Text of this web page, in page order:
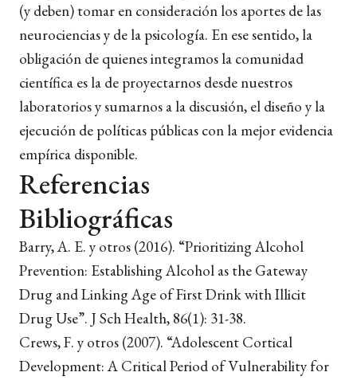
(y deben) tomar en consideración los aportes de las
neurociencias y de la psicología. En ese sentido, la
obligación de quienes integramos la comunidad
científica es la de proyectarnos desde nuestros
laboratorios y sumarnos a la discusión, el diseño y la
ejecución de políticas públicas con la mejor evidencia
empírica disponible.
Referencias
Bibliográficas
Barry, A. E. y otros (2016). “Prioritizing Alcohol
Prevention: Establishing Alcohol as the Gateway
Drug and Linking Age of First Drink with Illicit
Drug Use”. J Sch Health, 86(1): 31-38.
Crews, F. y otros (2007). “Adolescent Cortical
Development: A Critical Period of Vulnerability for